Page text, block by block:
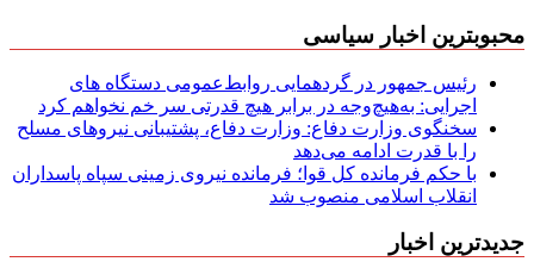
محبوبترین اخبار سیاسی
رئیس جمهور در گردهمایی روابط‌عمومی دستگاه های
اجرایی: به‌هیچ‌وجه در برابر هیچ قدرتی سر خم نخواهم کرد
سخنگوی وزارت دفاع: وزارت دفاع، پشتیبانی نیرو‌های مسلح
را با قدرت ادامه می‌دهد
با حکم فرمانده کل قوا؛ فرمانده نیروی زمینی سپاه پاسداران
انقلاب اسلامی منصوب شد
جدیدترین اخبار